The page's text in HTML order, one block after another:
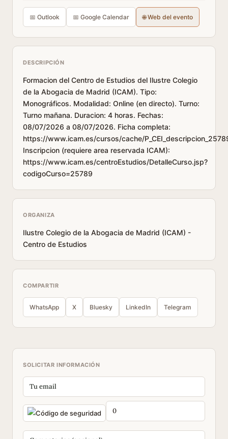
📅 Outlook 📅 Google Calendar 🌐 Web del evento
DESCRIPCIÓN
Formacion del Centro de Estudios del Ilustre Colegio
de la Abogacia de Madrid (ICAM). Tipo:
Monográficos. Modalidad: Online (en directo). Turno:
Turno mañana. Duracion: 4 horas. Fechas:
08/07/2026 a 08/07/2026. Ficha completa:
https://www.icam.es/cursos/cache/
Inscripcion (requiere area reservada ICAM):
https://www.icam.es/centroEstudios/DetalleCurso.jsp?
codigoCurso=25789
ORGANIZA
Ilustre Colegio de la Abogacia de Madrid (ICAM) -
Centro de Estudios
COMPARTIR
WhatsApp X Bluesky LinkedIn Telegram
SOLICITAR INFORMACIÓN